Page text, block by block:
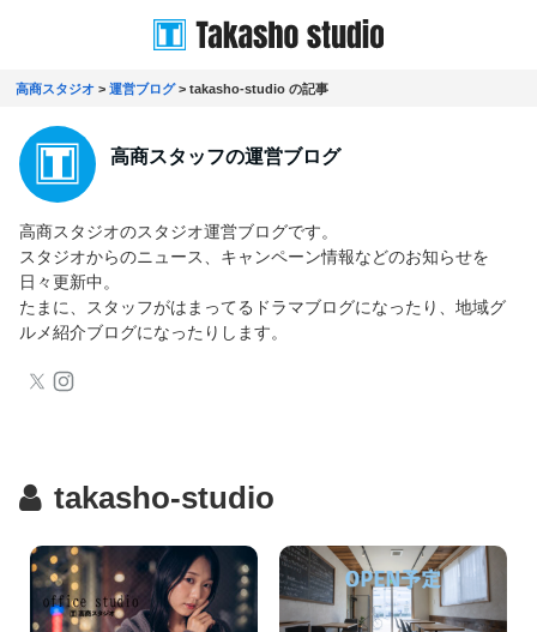
高商スタジオ >運営ブログ>takasho-studio の記事
takasho-studio
高商スタッフの運営ブログ
高商スタジオのスタジオ運営ブログです。
スタジオからのニュース、キャンペーン情報などのお知らせを
日々更新中。
たまに、スタッフがはまってるドラマブログになったり、地域グ
ルメ紹介ブログになったりします。